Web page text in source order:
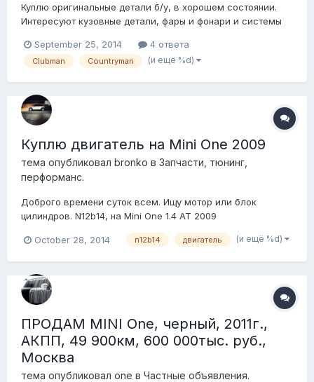
Куплю оригинальные детали б/у, в хорошем состоянии.
Интересуют кузовные детали, фары и фонари и системы
September 25, 2014
4 ответа
Clubman Countryman (и ещё %d)
Куплю двигатель на Mini One 2009
тема опубликовал bronko в Запчасти, тюнинг,
перформанс.
Доброго времени суток всем. Ищу мотор или блок
цилиндров. N12b14, на Mini One 1.4 AT 2009
October 28, 2014 n12b14 двигатель (и ещё %d)
ПРОДАМ MINI One, черный, 2011г.,
АКПП, 49 900км, 600 000тыс. руб.,
Москва
тема опубликовал one в Частные объявления.